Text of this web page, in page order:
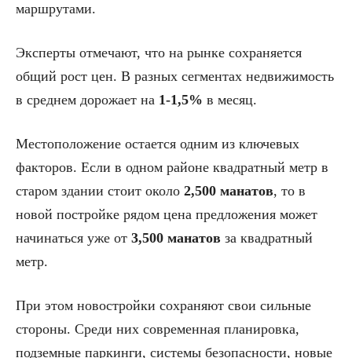
маршрутами.
Эксперты отмечают, что на рынке сохраняется
общий рост цен. В разных сегментах недвижимость
в среднем дорожает на 1-1,5% в месяц.
Местоположение остается одним из ключевых
факторов. Если в одном районе квадратный метр в
старом здании стоит около 2,500 манатов, то в
новой постройке рядом цена предложения может
начинаться уже от 3,500 манатов за квадратный
метр.
При этом новостройки сохраняют свои сильные
стороны. Среди них современная планировка,
подземные паркинги, системы безопасности, новые